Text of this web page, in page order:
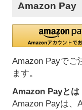
Amazon Pay
Amazon Payでご
ます。
Amazon Payとは
Amazon Payは、